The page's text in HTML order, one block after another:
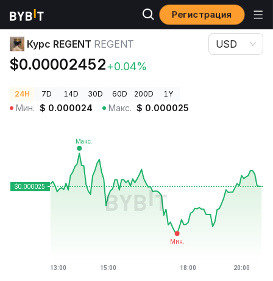
Регистрация
Цены криптовалют Курс REGENT REGENT
Курс REGENT REGENT
$0.00002452+0.04%
USD
24H 7D 14D 30D 60D 200D 1Y
Мин. $ 0.000024 Макс. $ 0.000025